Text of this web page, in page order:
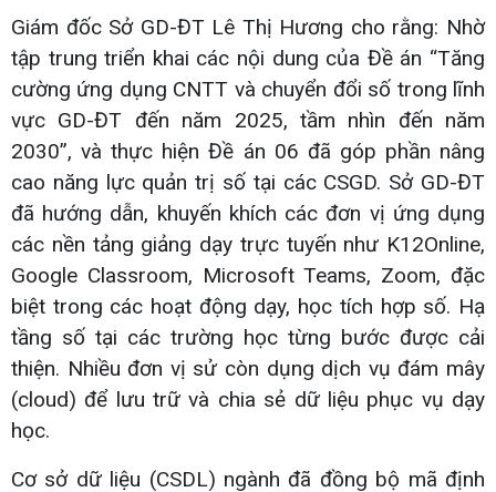
Giám đốc Sở GD-ĐT Lê Thị Hương cho rằng: Nhờ
tập trung triển khai các nội dung của Đề án “Tăng
cường ứng dụng CNTT và chuyển đổi số trong lĩnh
vực GD-ĐT đến năm 2025, tầm nhìn đến năm
2030”, và thực hiện Đề án 06 đã góp phần nâng
cao năng lực quản trị số tại các CSGD. Sở GD-ĐT
đã hướng dẫn, khuyến khích các đơn vị ứng dụng
các nền tảng giảng dạy trực tuyến như K12Online,
Google Classroom, Microsoft Teams, Zoom, đặc
biệt trong các hoạt động dạy, học tích hợp số. Hạ
tầng số tại các trường học từng bước được cải
thiện. Nhiều đơn vị sử còn dụng dịch vụ đám mây
(cloud) để lưu trữ và chia sẻ dữ liệu phục vụ dạy
học.
Cơ sở dữ liệu (CSDL) ngành đã đồng bộ mã định